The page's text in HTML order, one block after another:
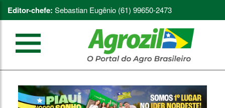
Editor-chefe: Sebastian Eugênio (61) 99650-2473